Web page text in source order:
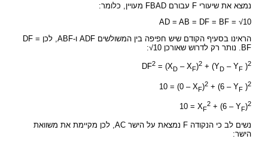
נמצא את שיעורי F עבורם FBAD מעויין, כלומר:
AD = AB = DF = BF = √10
הראינו בסעיף הקודם שיש חפיפה בין המשולשים ADF ו-ABF, לכן DF =
BF. נותר רק לדרוש שאורכן 10√:
DF2 = (XD – XF)2 + (YD – YF )2
10 = (0 – XF)2 + (6 – YF )2
10 = XF
2 + (6 – YF)2
נשים לב כי הנקודה F נמצאת על הישר AC, לכן מקיימת את משוואת
הישר: